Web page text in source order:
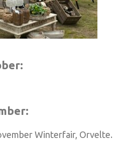
Winterfair, Orvelte.